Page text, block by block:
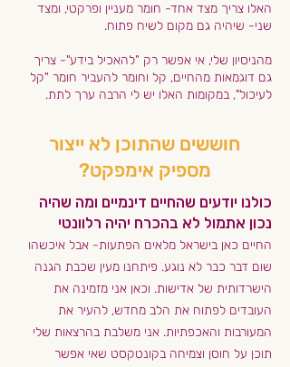
האלו צריך מצד אחד- חומר מעניין ופרקטי, ומצד
שני- שיהיה גם מקום לשיח פתוח.
מהניסיון שלי, אי אפשר רק "להאכיל בידע"- צריך
גם דוגמאות מהחיים, קל וחומר להעביר חומר "קל
לעיכול", במקומות האלו יש לי הרבה ערך לתת.
חוששים שהתוכן לא ייצור
מספיק אימפקט?
כולנו יודעים שהחיים דינמיים ומה שהיה
נכון אתמול לא בהכרח יהיה רלוונטי
החיים כאן בישראל מלאים הפתעות- אבל איכשהו
שום דבר כבר לא נוגע. פיתחנו מעין שכבת הגנה
הישרדותית של אדישות. וכאן אני מזמינה את
העובדים לפתוח את הלב מחדש, להעיר את
המעורבות והאכפתיות. אני משלבת בהרצאות שלי
תוכן על חוסן וצמיחה בקונטקסט שאי אפשר